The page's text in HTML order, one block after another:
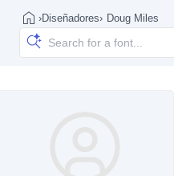
›Diseñadores› Doug Miles